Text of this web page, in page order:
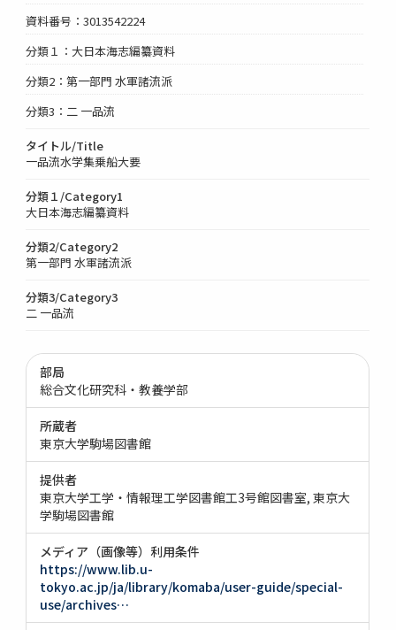
資料番号：3013542224
分類１：大日本海志編纂資料
分類2：第一部門 水軍諸流派
分類3：二 一品流
タイトル/Title
一品流水学集乗船大要
分類１/Category1
大日本海志編纂資料
分類2/Category2
第一部門 水軍諸流派
分類3/Category3
二 一品流
部局
総合文化研究科・教養学部
所蔵者
東京大学駒場図書館
提供者
東京大学工学・情報理工学図書館工3号館図書室 東京大
学駒場図書館
メディア（画像等）利用条件
https://www.lib.u-
tokyo.ac.jp/ja/library/komaba/user-guide/special-
use/archives…